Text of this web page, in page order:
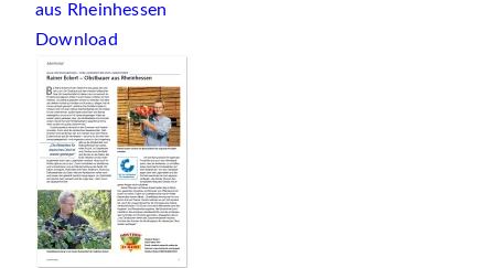
aus Rheinhessen
Download